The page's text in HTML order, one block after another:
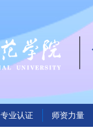
专业认证 师资力量